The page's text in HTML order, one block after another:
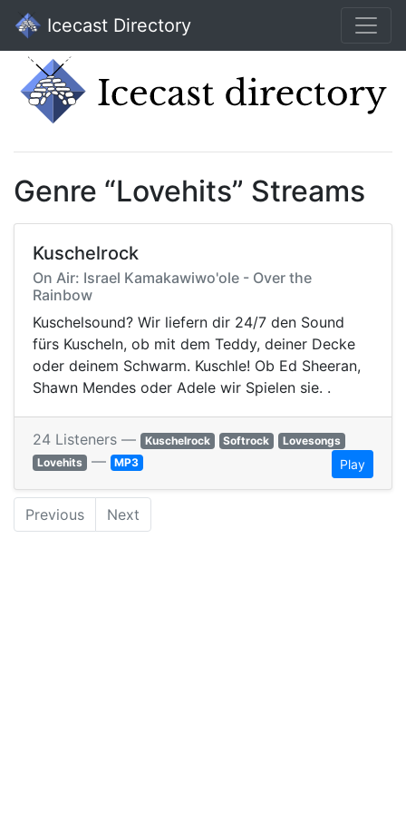
Icecast Directory
Genre “Lovehits” Streams
Kuschelrock
On Air: Israel Kamakawiwo'ole - Over the
Rainbow
Kuschelsound? Wir liefern dir 24/7 den Sound
fürs Kuscheln, ob mit dem Teddy, deiner Decke
oder deinem Schwarm. Kuschle! Ob Ed Sheeran,
Shawn Mendes oder Adele wir Spielen sie. .
24 Listeners — Kuschelrock Softrock
Lovesongs
Lovehits — MP3 Play
Previous Next